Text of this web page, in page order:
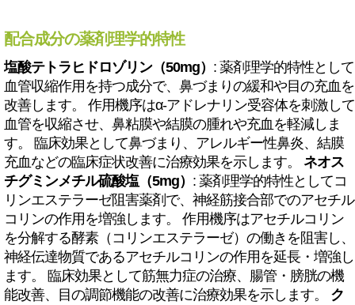
配合成分の薬剤理学的特性
塩酸テトラヒドロゾリン（50mg） : 薬剤理学的特性として
血管収縮作用を持つ成分で、鼻づまりの緩和や目の充血を
改善します。 作用機序はα-アドレナリン受容体を刺激して
血管を収縮させ、鼻粘膜や結膜の腫れや充血を軽減しま
す。 臨床効果として鼻づまり、アレルギー性鼻炎、結膜
充血などの臨床症状改善に治療効果を示します。 ネオス
チグミンメチル硫酸塩（5mg） : 薬剤理学的特性としてコ
リンエステラーゼ阻害薬剤で、神経筋接合部でのアセチル
コリンの作用を増強します。 作用機序はアセチルコリン
を分解する酵素（コリンエステラーゼ）の働きを阻害し、
神経伝達物質であるアセチルコリンの作用を延長・増強し
ます。 臨床効果として筋無力症の治療、腸管・膀胱の機
能改善、目の調節機能の改善に治療効果を示します。 ク